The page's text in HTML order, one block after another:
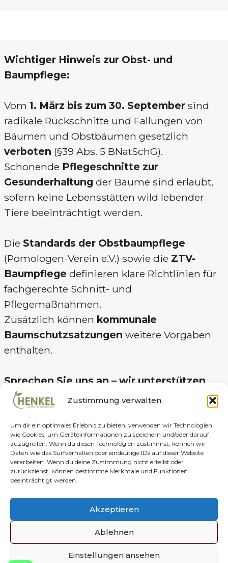
Zustimmung verwalten
Um dir ein optimales Erlebnis zu bieten, verwenden wir Technologien
wie Cookies, um Geräteinformationen zu speichern und/oder darauf
zuzugreifen. Wenn du diesen Technologien zustimmst, können wir
Daten wie das Surfverhalten oder eindeutige IDs auf dieser Website
verarbeiten. Wenn du deine Zustimmung nicht erteilst oder
zurückziehst, können bestimmte Merkmale und Funktionen
beeinträchtigt werden.
Akzeptieren
Ablehnen
Einstellungen ansehen
Wichtiger Hinweis zur Obst- und
Baumpflege:
Vom 1. März bis zum 30. September sind
radikale Rückschnitte und Fällungen von
Bäumen und Obstbäumen gesetzlich
verboten (§39 Abs. 5 BNatSchG).
Schonende Pflegeschnitte zur
Gesunderhaltung der Bäume sind erlaubt,
sofern keine Lebensstätten wild lebender
Tiere beeinträchtigt werden.
Die Standards der Obstbaumpflege
(Pomologen-Verein e.V.) sowie die ZTV-
Baumpflege definieren klare Richtlinien für
fachgerechte Schnitt- und
Pflegemaßnahmen.
Zusätzlich können kommunale
Baumschutzsatzungen weitere Vorgaben
enthalten.
Sprechen Sie uns an – wir unterstützen
Sie gerne bei der fachgerechten Obst-
und Baumpflege!
Erfahren Sie mehr über unsere schöne Stadt
Frechen auf deroffiziellen Webseite der Stadt.
Impressum
© 2026 Henkel Garten & Landschaft